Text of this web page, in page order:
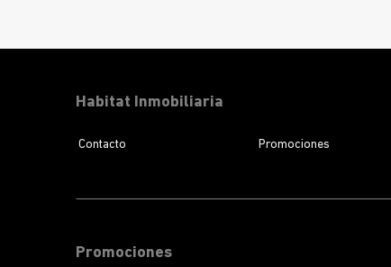
proyecto ya es unarealidad tangiblepara futuros
Promociones
Habitat Inmobiliaria
Contacto Promociones